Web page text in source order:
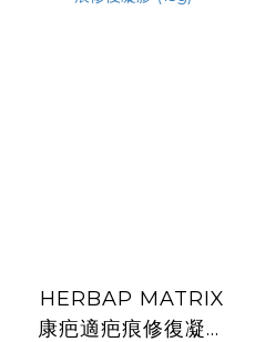
HERBAP MATRIX
康疤適疤痕修復凝膠